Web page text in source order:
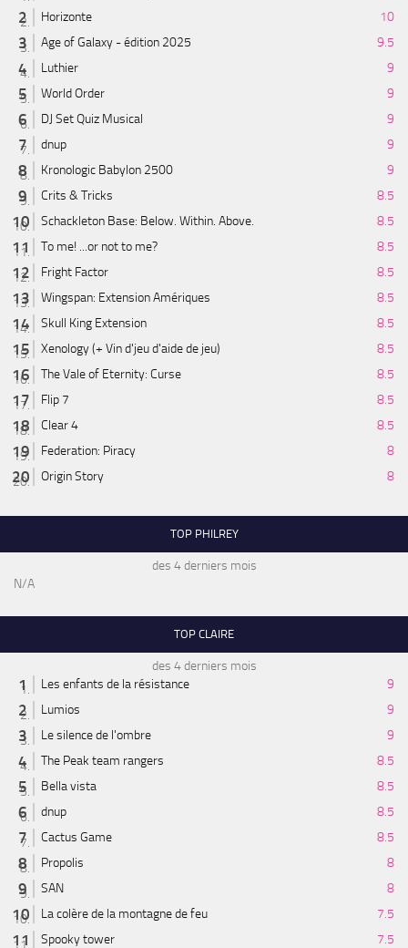
Horizonte
10
Age of Galaxy - édition 2025
9.5
Luthier
9
World Order
9
DJ Set Quiz Musical
9
dnup
9
Kronologic Babylon 2500
9
Crits & Tricks
8.5
Schackleton Base: Below. Within. Above.
8.5
To me! ...or not to me?
8.5
Fright Factor
8.5
Wingspan: Extension Amériques
8.5
Skull King Extension
8.5
Xenology (+ Vin d'jeu d'aide de jeu)
8.5
The Vale of Eternity: Curse
8.5
Flip 7
8.5
Clear 4
8.5
Federation: Piracy
8
Origin Story
8
TOP PHILREY
des 4 derniers mois
N/A
TOP CLAIRE
des 4 derniers mois
Les enfants de la résistance
9
Lumios
9
Le silence de l'ombre
9
The Peak team rangers
8.5
Bella vista
8.5
dnup
8.5
Cactus Game
8.5
Propolis
8
SAN
8
La colère de la montagne de feu
7.5
Spooky tower
7.5